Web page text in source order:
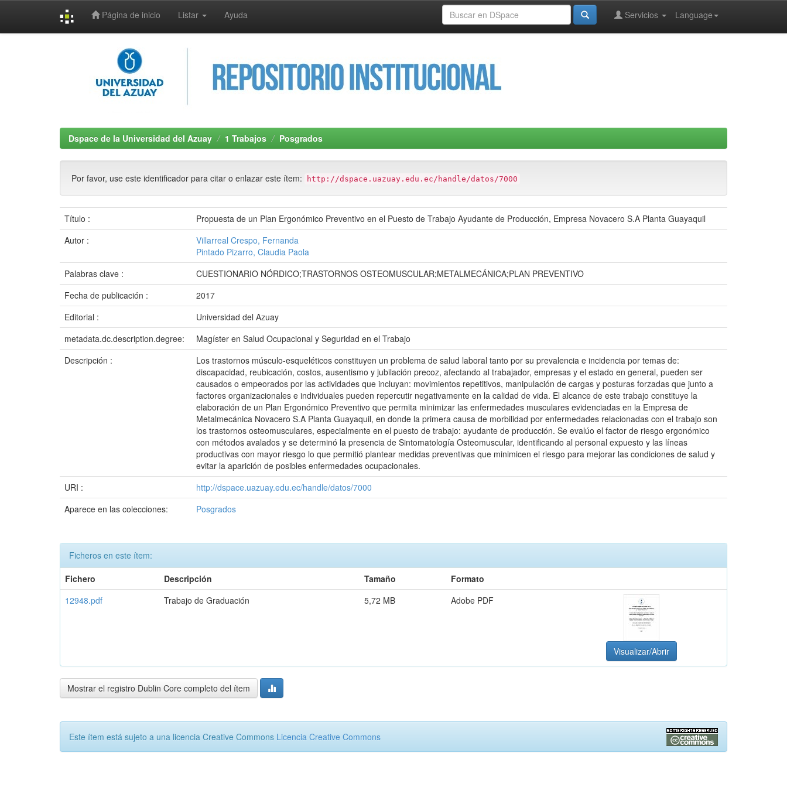
Página de inicio Listar Ayuda Language
Servicios
Dspace de la Universidad del Azuay 1 Trabajos Posgrados
Por favor, use este identificador para citar o enlazar este ítem: http://dspace.uazuay.edu.ec/handle/datos/7000
Título :
Propuesta de un Plan Ergonómico Preventivo en el Puesto de Trabajo Ayudante de Producción, Empresa Novacero S.A Planta Guayaquil
Autor :
Villarreal Crespo, Fernanda
Pintado Pizarro, Claudia Paola
Palabras clave :
CUESTIONARIO NÓRDICO;TRASTORNOS OSTEOMUSCULAR;METALMECÁNICA;PLAN PREVENTIVO
Fecha de publicación :
2017
Editorial :
Universidad del Azuay
metadata.dc.description.degree:
Magíster en Salud Ocupacional y Seguridad en el Trabajo
Descripción :
Los trastornos músculo-esqueléticos constituyen un problema de salud laboral tanto por su prevalencia e incidencia por temas de:
discapacidad, reubicación, costos, ausentismo y jubilación precoz, afectando al trabajador, empresas y el estado en general, pueden ser
causados o empeorados por las actividades que incluyan: movimientos repetitivos, manipulación de cargas y posturas forzadas que junto a
factores organizacionales e individuales pueden repercutir negativamente en la calidad de vida. El alcance de este trabajo constituye la
elaboración de un Plan Ergonómico Preventivo que permita minimizar las enfermedades musculares evidenciadas en la Empresa de
Metalmecánica Novacero S.A Planta Guayaquil, en donde la primera causa de morbilidad por enfermedades relacionadas con el trabajo son
los trastornos osteomusculares, especialmente en el puesto de trabajo: ayudante de producción. Se evalúo el factor de riesgo ergonómico
con métodos avalados y se determinó la presencia de Sintomatología Osteomuscular, identificando al personal expuesto y las líneas
productivas con mayor riesgo lo que permitió plantear medidas preventivas que minimicen el riesgo para mejorar las condiciones de salud y
evitar la aparición de posibles enfermedades ocupacionales.
URI :
http://dspace.uazuay.edu.ec/handle/datos/7000
Aparece en las colecciones:
Posgrados
Ficheros en este ítem:
Fichero
Descripción Tamaño
Formato
12948.pdf
Trabajo de Graduación 5,72 MB Adobe PDF
Visualizar/Abrir
Mostrar el registro Dublin Core completo del ítem
Este ítem está sujeto a una licencia Creative Commons Licencia Creative Commons